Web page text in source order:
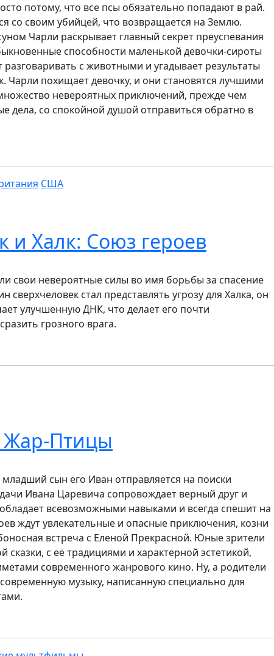
потому, что все псы обязательно попадают в рай.
со своим убийцей, что возвращается на Землю.
Чарли раскрывает главный секрет преуспевания
способности маленькой девочки-сироты
с животными и угадывает результаты
Чарли похищает девочку, и они становятся лучшими
невероятных приключений, прежде чем
дела, со спокойной душой отправиться обратно в
США
и Халк: Союз героев
свои невероятные силы во имя борьбы за спасение
сверхчеловек стал представлять угрозу для Халка, он
улучшенную ДНК, что делает его почти
грозного врага.
Жар-Птицы
сын его Иван отправляется на поиски
Ивана Царевича сопровождает верный друг и
всевозможными навыками и всегда спешит на
ждут увлекательные и опасные приключения, козни
встреча с Еленой Прекрасной. Юные зрители
сказки, с её традициями и характерной эстетикой,
современного жанрового кино. Ну, а родители
музыку, написанную специально для